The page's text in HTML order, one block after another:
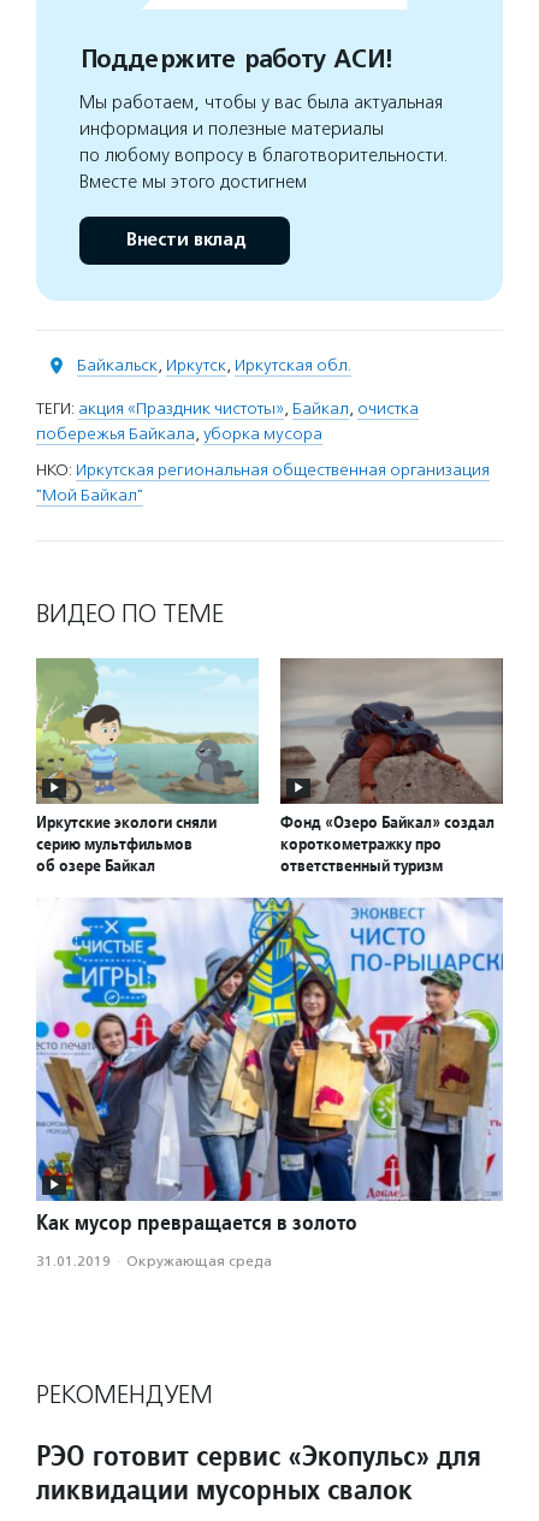
Поддержите работу АСИ!
Мы работаем, чтобы у вас была актуальная
информация и полезные материалы
по любому вопросу в благотворительности.
Вместе мы этого достигнем
Внести вклад
Байкальск, Иркутск, Иркутская обл.
ТЕГИ: акция «Праздник чистоты», Байкал, очистка
побережья Байкала, уборка мусора
НКО: Иркутская региональная общественная организация
"Мой Байкал"
ВИДЕО ПО ТЕМЕ
Иркутские экологи сняли
серию мультфильмов
об озере Байкал
Фонд «Озеро Байкал» создал
короткометражку про
ответственный туризм
Как мусор превращается в золото
31.01.2019 · Окружающая среда
РЕКОМЕНДУЕМ
РЭО готовит сервис «Экопульс» для
ликвидации мусорных свалок